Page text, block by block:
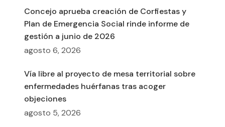
Concejo aprueba creación de Corfiestas y
Plan de Emergencia Social rinde informe de
gestión a junio de 2026
agosto 6, 2026
Vía libre al proyecto de mesa territorial sobre
enfermedades huérfanas tras acoger
objeciones
agosto 5, 2026